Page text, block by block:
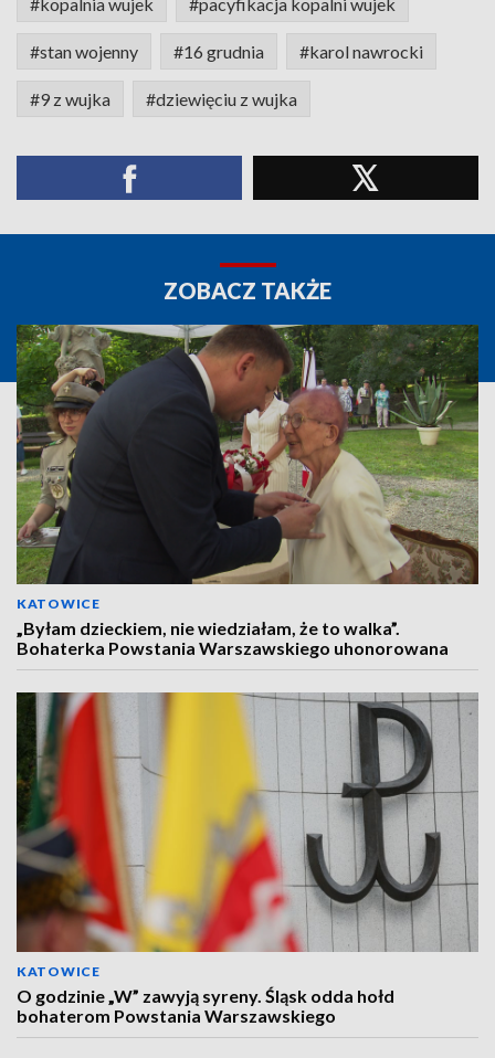
#stan wojenny #16 grudnia #karol nawrocki
#9 z wujka #dziewięciu z wujka
ZOBACZ TAKŻE
KATOWICE
„Byłam dzieckiem, nie wiedziałam, że to walka”.
Bohaterka Powstania Warszawskiego uhonorowana
KATOWICE
O godzinie „W” zawyją syreny. Śląsk odda hołd
bohaterom Powstania Warszawskiego